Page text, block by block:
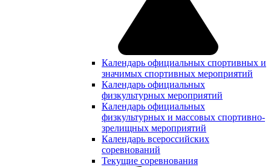
Календарь официальных спортивных и
значимых спортивных мероприятий
Календарь официальных
физкультурных мероприятий
Календарь официальных
физкультурных и массовых спортивно-
зрелищных мероприятий
Календарь всероссийских
соревнований
Текущие соревнования